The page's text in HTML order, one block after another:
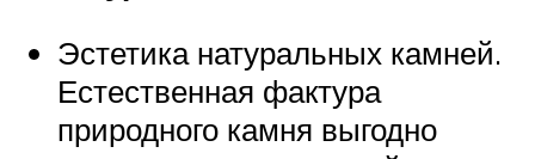
Эстетика натуральных камней.
Естественная фактура
природного камня выгодно